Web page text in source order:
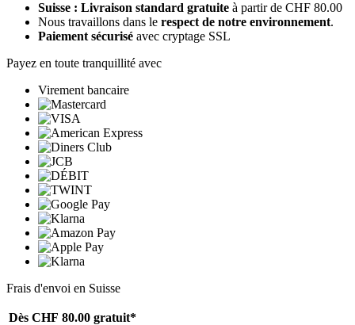
Suisse : Livraison standard gratuite à partir de CHF 80.00
Nous travaillons dans le respect de notre environnement.
Paiement sécurisé avec cryptage SSL
Payez en toute tranquillité avec
Virement bancaire
Frais d'envoi en Suisse
Dès CHF 80.00 gratuit*